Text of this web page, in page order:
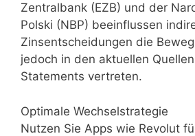
Zentralbank (EZB) und der
Polski (NBP) beeinflussen
Zinsentscheidungen die
jedoch in den aktuellen
Statements vertreten.
Optimale Wechselstrategie
Nutzen Sie Apps wie Revolut